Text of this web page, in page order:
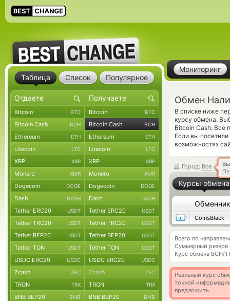
Мониторинг
Обмен
В списке ниже
курсу обмена.
Bitcoin Cash. Все
Если вы
возможностях
Город: Все
Курсы обмена
Обменник
CoinsBlack
Всего по
Суммарный резерв
Курс обмена BCH/
Реальный курс
точной
предложить.
Таблица Список Популярное
Bitcoin BTC Bitcoin BTC
Bitcoin Cash BCH Bitcoin Cash BCH
Ethereum ETH Ethereum ETH
Litecoin LTC Litecoin LTC
XRP XRP XRP XRP
Monero XMR Monero XMR
Dogecoin DOGE Dogecoin DOGE
Dash DASH Dash DASH
Tether ERC20 USDT Tether ERC20 USDT
Tether TRC20 USDT Tether TRC20 USDT
Tether BEP20 USDT Tether BEP20 USDT
Tether TON USDT Tether TON USDT
USDC ERC20 USDC USDC ERC20 USDC
Zcash ZEC Zcash ZEC
TRON TRX TRON TRX
BNB BEP20 BNB BNB BEP20 BNB